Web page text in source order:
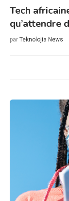
Tech
qu’attendre
par Teknolojia News